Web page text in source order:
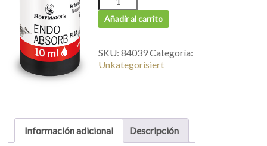
Añadir al carrito
SKU:84039Categoría:
Unkategorisiert
Información adicional Descripción